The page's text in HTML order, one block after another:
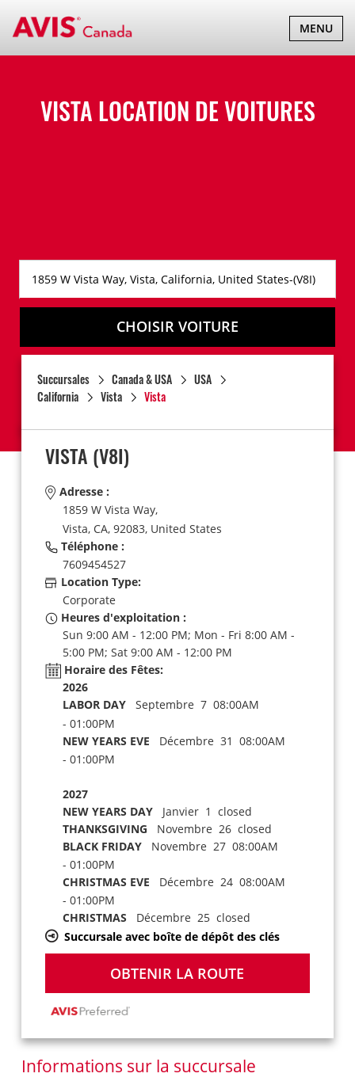
BASCULER
LA
MENU
VISTA LOCATION DE VOITURES
CHOISIR VOITURE
Succursales Canada & USA
USA
California
Vista Vista
VISTA (V8I)
Adresse :
1859 W Vista Way,
Vista, CA, 92083, United States
Téléphone :
7609454527
Location Type:
Corporate
Heures d'exploitation :
Sun 9:00 AM - 12:00 PM; Mon - Fri 8:00 AM -
5:00 PM; Sat 9:00 AM - 12:00 PM
Horaire des Fêtes:
2026
LABOR DAYSeptembre 7 08:00AM
- 01:00PM
NEW YEARS EVE Décembre 31 08:00AM
- 01:00PM
2027
NEW YEARS DAYJanvier 1 closed
THANKSGIVING Novembre 26 closed
BLACK FRIDAYNovembre 27 08:00AM
- 01:00PM
CHRISTMAS EVE Décembre 24 08:00AM
- 01:00PM
CHRISTMAS Décembre 25 closed
Succursale avec boîte de dépôt des clés
OBTENIR LA ROUTE
Informations sur la succursale